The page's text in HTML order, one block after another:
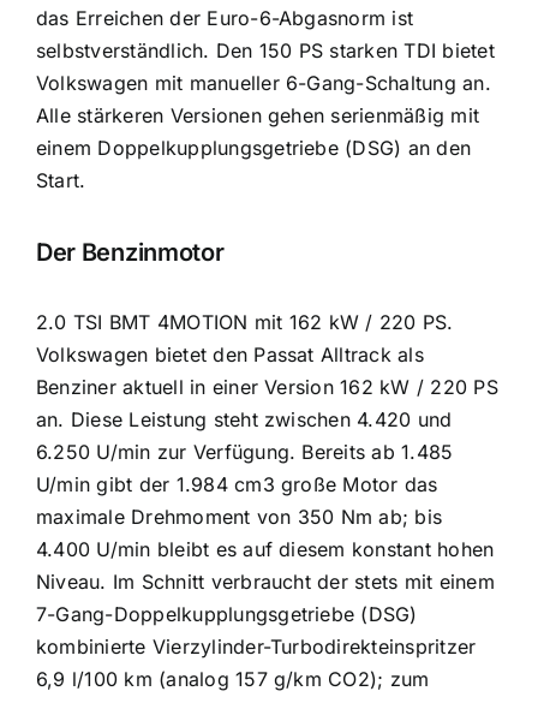
das Erreichen der Euro-6-Abgasnorm ist
selbstverständlich. Den 150 PS starken TDI bietet
Volkswagen mit manueller 6-Gang-Schaltung an.
Alle stärkeren Versionen gehen serienmäßig mit
einem Doppelkupplungsgetriebe (DSG) an den
Start.
Der Benzinmotor
2.0 TSI BMT 4MOTION mit 162 kW / 220 PS.
Volkswagen bietet den Passat Alltrack als
Benziner aktuell in einer Version 162 kW / 220 PS
an. Diese Leistung steht zwischen 4.420 und
6.250 U/min zur Verfügung. Bereits ab 1.485
U/min gibt der 1.984 cm3 große Motor das
maximale Drehmoment von 350 Nm ab; bis
4.400 U/min bleibt es auf diesem konstant hohen
Niveau. Im Schnitt verbraucht der stets mit einem
7-Gang-Doppelkupplungs­getriebe (DSG)
kombinierte Vierzylinder-Turbodirekteinspritzer
6,9 l/100 km (analog 157 g/km CO2); zum